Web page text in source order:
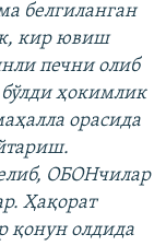
белгиланган
кир ювиш
печни олиб
ҳокимлик
орасида
ОБОНчилар
Ҳақорат
қонун олдида